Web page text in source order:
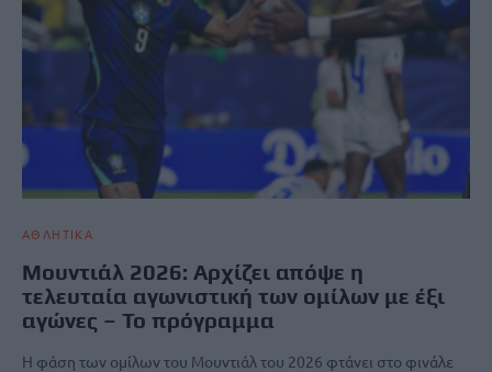
ΑΘΛΗΤΙΚΑ
Μουντιάλ 2026: Αρχίζει απόψε η
τελευταία αγωνιστική των ομίλων με έξι
αγώνες – Το πρόγραμμα
Η φάση των ομίλων του Μουντιάλ του 2026 φτάνει στο φινάλε